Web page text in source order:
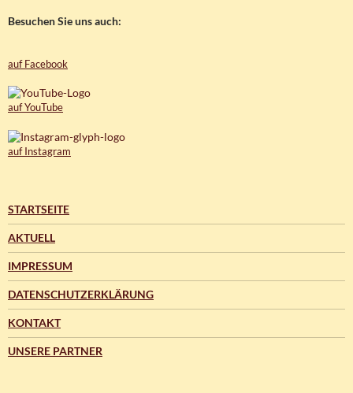
Besuchen Sie uns auch:
auf Facebook
auf YouTube
auf Instagram
STARTSEITE
AKTUELL
IMPRESSUM
DATENSCHUTZERKLÄRUNG
KONTAKT
UNSERE PARTNER